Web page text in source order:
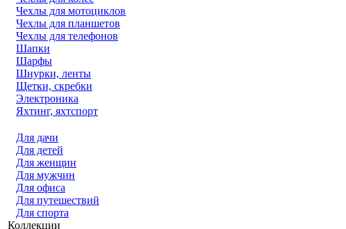
Чехлы для мотоциклов
Чехлы для планшетов
Чехлы для телефонов
Шапки
Шарфы
Шнурки, ленты
Щетки, скребки
Электроника
Яхтинг, яхтспорт
Для дачи
Для детей
Для женщин
Для мужчин
Для офиса
Для путешествий
Для спорта
Коллекции